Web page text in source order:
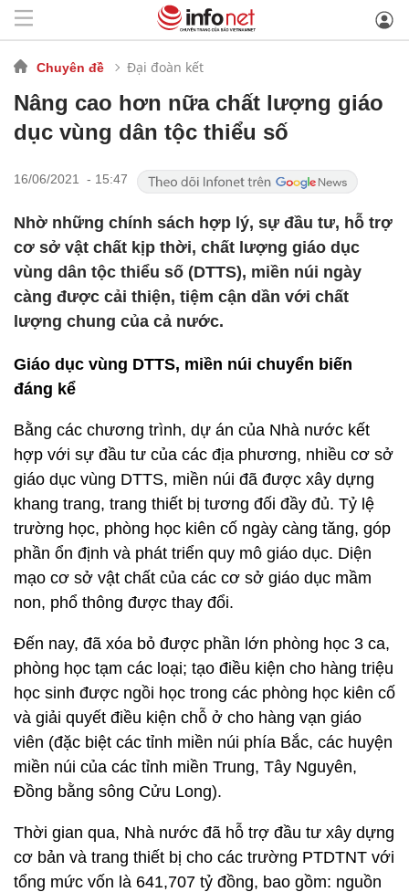
Chuyên đề Đại đoàn kết
Nâng cao hơn nữa chất lượng giáo
dục vùng dân tộc thiểu số
16/06/2021 - 15:47
Nhờ những chính sách hợp lý, sự đầu tư, hỗ trợ
cơ sở vật chất kịp thời, chất lượng giáo dục
vùng dân tộc thiểu số (DTTS), miền núi ngày
càng được cải thiện, tiệm cận dần với chất
lượng chung của cả nước.
Giáo dục vùng DTTS, miền núi chuyển biến
đáng kể
Bằng các chương trình, dự án của Nhà nước kết
hợp với sự đầu tư của các địa phương, nhiều cơ sở
giáo dục vùng DTTS, miền núi đã được xây dựng
khang trang, trang thiết bị tương đối đầy đủ. Tỷ lệ
trường học, phòng học kiên cố ngày càng tăng, góp
phần ổn định và phát triển quy mô giáo dục. Diện
mạo cơ sở vật chất của các cơ sở giáo dục mầm
non, phổ thông được thay đổi.
Đến nay, đã xóa bỏ được phần lớn phòng học 3 ca,
phòng học tạm các loại; tạo điều kiện cho hàng triệu
học sinh được ngồi học trong các phòng học kiên cố
và giải quyết điều kiện chỗ ở cho hàng vạn giáo
viên (đặc biệt các tỉnh miền núi phía Bắc, các huyện
miền núi của các tỉnh miền Trung, Tây Nguyên,
Đồng bằng sông Cửu Long).
Thời gian qua, Nhà nước đã hỗ trợ đầu tư xây dựng
cơ bản và trang thiết bị cho các trường PTDTNT với
tổng mức vốn là 641,707 tỷ đồng, bao gồm: nguồn